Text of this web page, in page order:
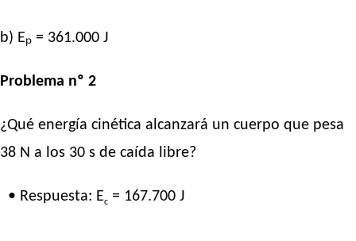
b) Eₚ = 361.000 J
Problema nº 2
¿Qué energía cinética alcanzará un cuerpo que pesa
38 N a los 30 s de caída libre?
• Respuesta: Ec = 167.700 J